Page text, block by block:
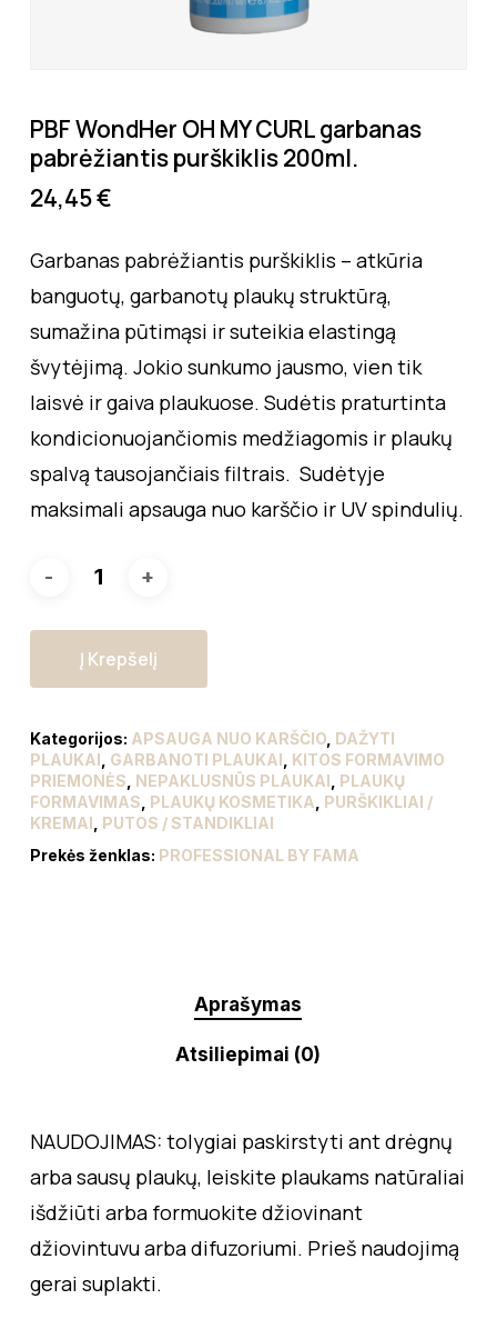
PBF WondHer OH MY CURL garbanas
pabrėžiantis purškiklis 200ml.
24,45€
Garbanas pabrėžiantis purškiklis – atkūria
banguotų, garbanotų plaukų struktūrą,
sumažina pūtimąsi ir suteikia elastingą
švytėjimą. Jokio sunkumo jausmo, vien tik
laisvė ir gaiva plaukuose. Sudėtis praturtinta
kondicionuojančiomis medžiagomis ir plaukų
spalvą tausojančiais filtrais. Sudėtyje
maksimali apsauga nuo karščio ir UV spindulių.
Į Krepšelį
Kategorijos: APSAUGA NUO KARŠČIO, DAŽYTI
PLAUKAI GARBANOTI PLAUKAI KITOS FORMAVIMO
PRIEMONĖS NEPAKLUSNŪS PLAUKAI PLAUKŲ
FORMAVIMAS PLAUKŲ KOSMETIKA PURŠKIKLIAI /
KREMAI PUTOS / STANDIKLIAI
Prekės ženklas: PROFESSIONAL BY FAMA
Aprašymas
Atsiliepimai (0)
NAUDOJIMAS: tolygiai paskirstyti ant drėgnų
arba sausų plaukų, leiskite plaukams natūraliai
išdžiūti arba formuokite džiovinant
džiovintuvu arba difuzoriumi. Prieš naudojimą
gerai suplakti.